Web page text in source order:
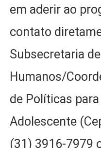
em aderir ao
contato
Subsecretaria
Humanos/
de Políticas
Adolescente
(31) 3916-7979